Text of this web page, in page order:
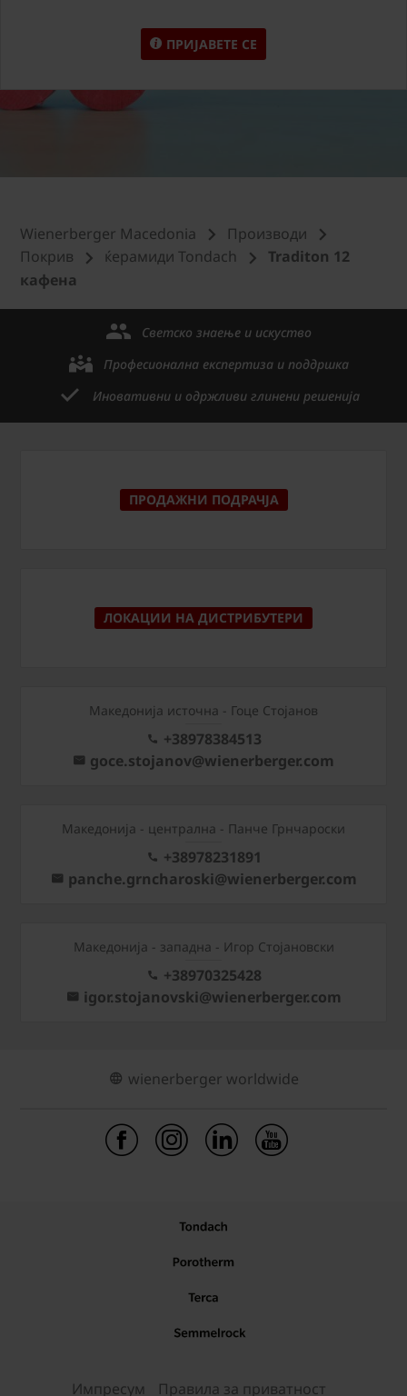
ПРИЈАВЕТЕ СЕ
Wienerberger Macedonia
Производи
Покрив
ќерамиди Tondach
Traditon 12
кафена
Светско знаење и искуство
Професионална експертиза и поддршка
Иновативни и одржливи глинени решенија
ПРОДАЖНИ ПОДРАЧЈА
ЛОКАЦИИ НА ДИСТРИБУТЕРИ
Македонија источна - Гоце Стојанов
+38978384513
goce.stojanov@wienerberger.com
Mакедонија - централна - Панче Грнчароски
+38978231891
panche.grncharoski@wienerberger.com
Mакедонија - западна - Игор Стојановски
+38970325428
igor.stojanovski@wienerberger.com
wienerberger worldwide
Импресум Правила за приватност